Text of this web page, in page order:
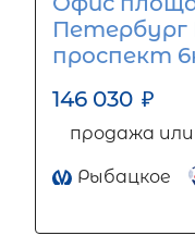
Петербург
проспект
146 030 ₽
продажа или
Рыбацкое